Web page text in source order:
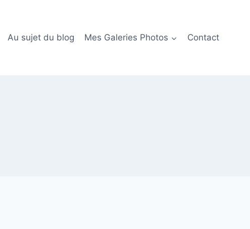
Au sujet du blog Mes Galeries Photos Contact